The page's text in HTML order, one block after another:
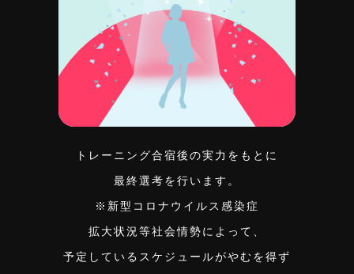
トレーニング合宿後の実力をもとに
最終選考を行います。
※新型コロナウイルス感染症
拡大状況等社会情勢によって、
予定しているスケジュールがやむを得ず